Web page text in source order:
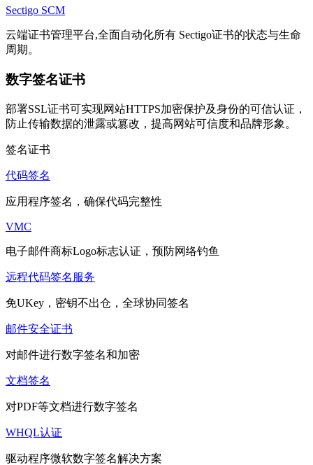
Sectigo SCM
云端证书管理平台,全面自动化所有 Sectigo证书的状态与生命
周期。
数字签名证书
部署SSL证书可实现网站HTTPS加密保护及身份的可信认证，
防止传输数据的泄露或篡改，提高网站可信度和品牌形象。
签名证书
代码签名
应用程序签名，确保代码完整性
VMC
电子邮件商标Logo标志认证，预防网络钓鱼
远程代码签名服务
免UKey，密钥不出仓，全球协同签名
邮件安全证书
对邮件进行数字签名和加密
文档签名
对PDF等文档进行数字签名
WHQL认证
驱动程序微软数字签名解决方案